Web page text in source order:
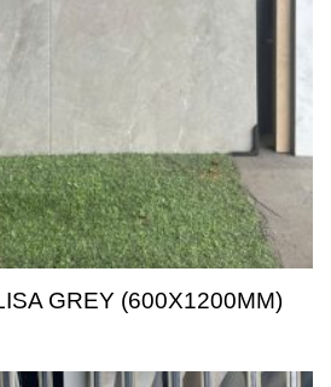
GREY (600X1200MM)